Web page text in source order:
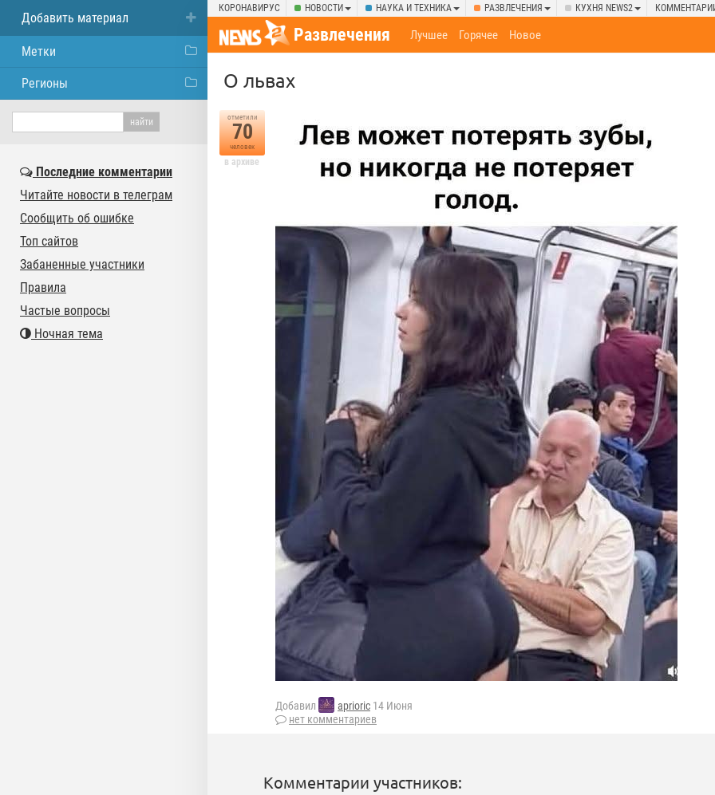
КОРОНАВИРУС НОВОСТИ НАУКА И ТЕХНИКА РАЗВЛЕЧЕНИЯ КУХНЯ NEWS2
Развлечения Лучшее Горячее Новое
О львах
отметили
70
человек
в архиве
Добавил aprioric 14 Июня
нет комментариев
Комментарии участников:
Добавить материал
Метки
Регионы
Последние комментарии
Читайте новости в телеграм
Сообщить об ошибке
Топ сайтов
Забаненные участники
Правила
Частые вопросы
Ночная тема